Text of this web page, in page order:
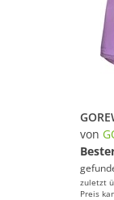
von
zuletzt
Preis